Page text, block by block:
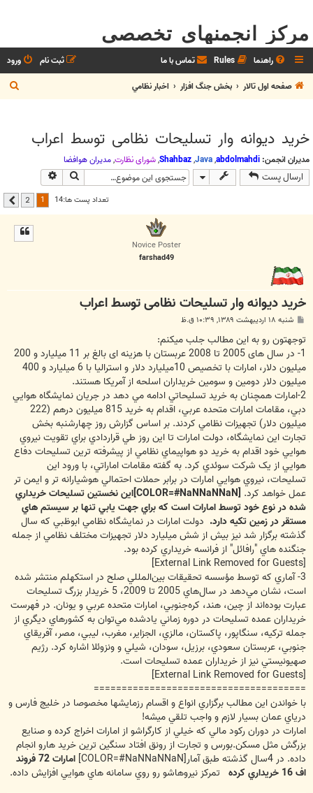
مرکز انجمنهای تخصصی
راهنما Rules تماس با ما ورود
ثبت نام
صفحه اول تالار
بخش جنگ افزار اخبار نظامي
ج
س
خرید دیوانه وار تسلیحات نظامی توسط اعراب
مدیران انجمن: abdolmahdi
,
Java
,
Shahbaz
,شوراي نظارت,مديران هوافضا
ارسال پست جستجو
تعداد پست ها:14 2 بعدی
Novice Poster
farshad49
خرید دیوانه وار تسلیحات نظامی توسط اعراب
پ
ت
شنبه ۱۸ اردیبهشت ۱۳۸۹, ۱۰:۳۹ ق.ظ
توجهتون رو به اين مطالب جلب ميكنم:
1- در سال های 2005 تا 2008 عربستان با هزینه ای بالغ بر 11 میلیارد و 200
میلیون دلار، امارات با تخصیص 10میلیارد دلار و استرالیا با 6 میلیارد و 400
میلیون دلار دومین و سومین خریداران اسلحه از آمریکا هستند.
2-امارات همچنان به خريد تسليحاتي ادامه مي دهد در جريان نمايشگاه هوايي
دبي، مقامات امارات متحده عربي، اقدام به خريد 815 ميليون درهم (222
ميليون دلار) تجهيزات نظامي کردند. بر اساس گزارش روز چهارشنبه بخش
تجارت اين نمايشگاه، دولت امارات تا اين روز طي قراردادي براي تقويت نيروي
هوايي خود اقدام به خريد دو هواپيماي نظامي از پيشرفته ترين تسليحات دفاع
هوايي از يک شرکت سوئدي کرد. به گفته مقامات اماراتي، با ورود اين
تسليحات، نيروي هوايي امارات در برابر حملات احتمالي هوشيارانه تر و ايمن تر
عمل خواهد کرد.
[COLOR=#NaNNaNNaN]اين نخستين تسليحات خريداري
شده در نوع خود توسط امارات است که براي جهت يابي تنها بر سيستم هاي
مستقر در زمين تکيه دارد. دولت امارات در نمايشگاه نظامي ابوظبي که سال
گذشته برگزار شد نيز بيش از شش ميليارد دلار تجهيزات مختلف نظامي از جمله
جنگنده هاي "رافائل" از فرانسه خريداري کرده بود.
3- آماري كه توسط مؤسسه تحقيقات بين‌المللي صلح در استكهلم منتشر شده
است، نشان مي‌دهد در سال‌هاي 2005 تا 2009، 5 خريدار بزرگ تسليحات
عبارت بوده‌اند از چين، هند، كره‌جنوبي، امارات متحده عربي و يونان. در فهرست
خريداران عمده تسليحات در دوره زماني يادشده مي‌توان به كشورهاي ديگري از
جمله تركيه، سنگاپور، پاكستان، مالزي، الجزاير، مغرب، ليبي، مصر، آفريقاي
جنوبي، عربستان سعودي، برزيل، سودان، شيلي و ونزوئلا اشاره كرد. رژيم
صهيونيستي نيز از خريداران عمده تسليحات است.
======================================
با خواندن اين مطالب برگزاري انواع و اقسام رزمايشها مخصوصا در خليج فارس و
درياي عمان بسيار لازم و واجب تلقي ميشه!
امارات در دوران ركود مالي كه خيلي از كارگراشو از امارات اخراج كرده و صنايع
بزرگش مثل مسكن.بورس و تجارت از رونق افتاد سنگين ترين خريد هارو انجام
داده. در 4سال گذشته طبق آمار[COLOR=#NaNNaNNaN]
امارات 72 فروند
اف 16 خريداري كرده
تمركز نيروهاشو رو روي سامانه هاي هوايي افزايش داده.